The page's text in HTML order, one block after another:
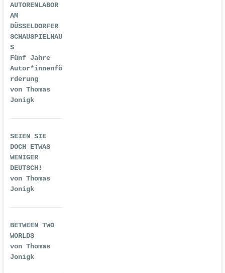
AUTORENLABOR
AM
DÜSSELDORFER
SCHAUSPIELHAU
S
Fünf Jahre
Autor*innenfö
rderung
von Thomas
Jonigk
SEIEN SIE
DOCH ETWAS
WENIGER
DEUTSCH!
von Thomas
Jonigk
BETWEEN TWO
WORLDS
von Thomas
Jonigk